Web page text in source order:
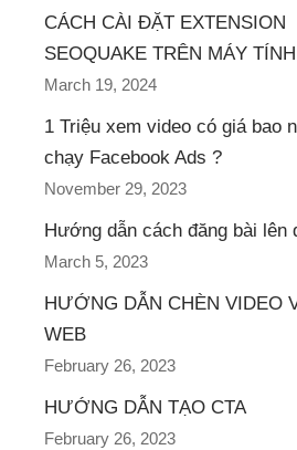
CÁCH CÀI ĐẶT EXTENSION
SEOQUAKE TRÊN MÁY TÍNH
March 19, 2024
1 Triệu xem video có giá bao
chạy Facebook Ads ?
November 29, 2023
Hướng dẫn cách đăng bài lên
March 5, 2023
HƯỚNG DẪN CHÈN VIDEO
WEB
February 26, 2023
HƯỚNG DẪN TẠO CTA
February 26, 2023